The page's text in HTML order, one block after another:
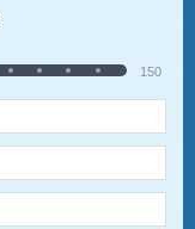
150